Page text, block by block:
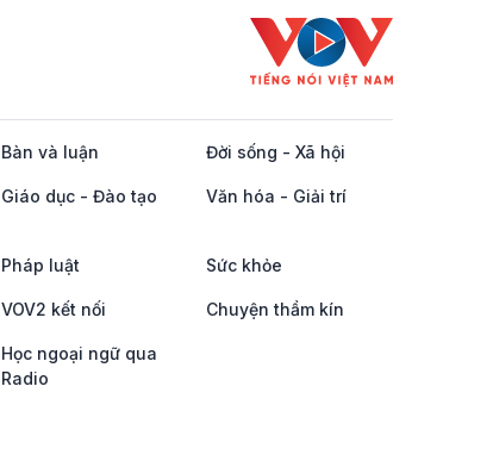
Bàn và luận Đời sống - Xã hội
Giáo dục - Đào tạo Văn hóa - Giải trí
Pháp luật Sức khỏe
VOV2 kết nối Chuyện thầm kín
Học ngoại ngữ qua
Radio